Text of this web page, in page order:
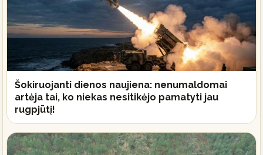
Šokiruojanti dienos naujiena: nenumaldomai
artėja tai, ko niekas nesitikėjo pamatyti jau
rugpjūtį!